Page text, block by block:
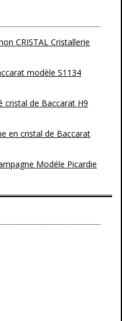
CRISTAL Cristallerie
modèle S1134
cristal de Baccarat H9
en cristal de Baccarat
Modéle Picardie